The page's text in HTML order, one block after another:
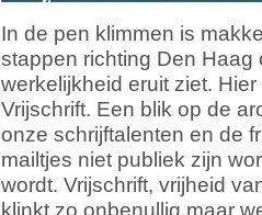
In de pen klimmen is
stappen richting Den
werkelijkheid eruit ziet.
Vrijschrift. Een blik op de
onze schrijftalenten en de
mailtjes niet publiek zijn
wordt. Vrijschrift, vrijheid
klinkt zo onbenullig maar